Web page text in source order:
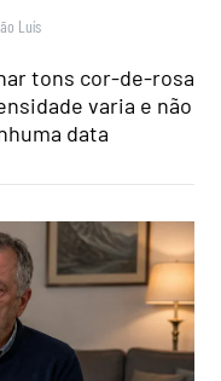
Luís
tons cor-de-rosa
varia e não
data